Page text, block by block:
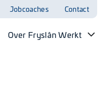
Jobcoaches Contact
Over Fryslân Werkt